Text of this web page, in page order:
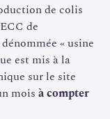
de colis
de
dénommée « usine
est mis à la
sur le site
mois à compter